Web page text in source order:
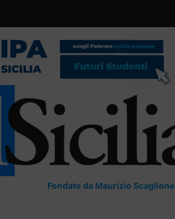
Fondato da Maurizio Scaglione